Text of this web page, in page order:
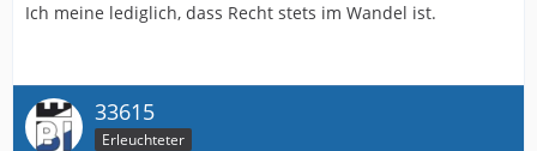
Ich meine lediglich, dass Recht stets im Wandel ist.
33615
Erleuchteter